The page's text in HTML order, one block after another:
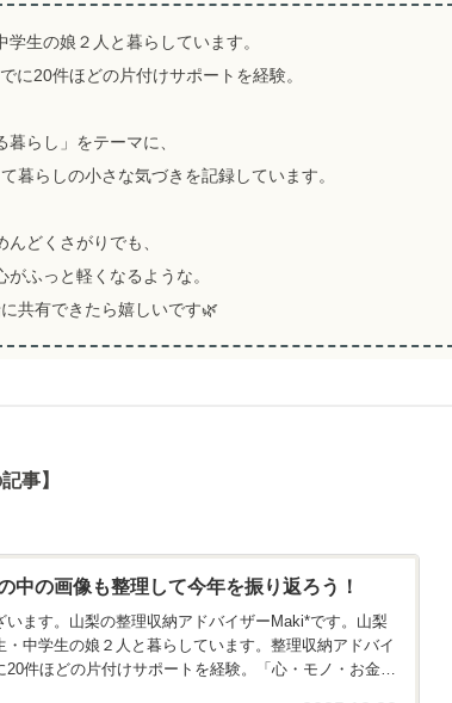
生の娘２人と暮らしています。
に20件ほどの片付けサポートを経験。
暮らし」をテーマに、
暮らしの小さな気づきを記録しています。
どくさがりでも、
ふっと軽くなるような。
共有できたら嬉しいです🌿
事】
中の画像も整理して今年を振り返ろう！
います。山梨の整理収納アドバイザーMaki*です。山梨
中学生の娘２人と暮らしています。整理収納アドバイ
件ほどの片付けサポートを経験。「心・モノ・お金を